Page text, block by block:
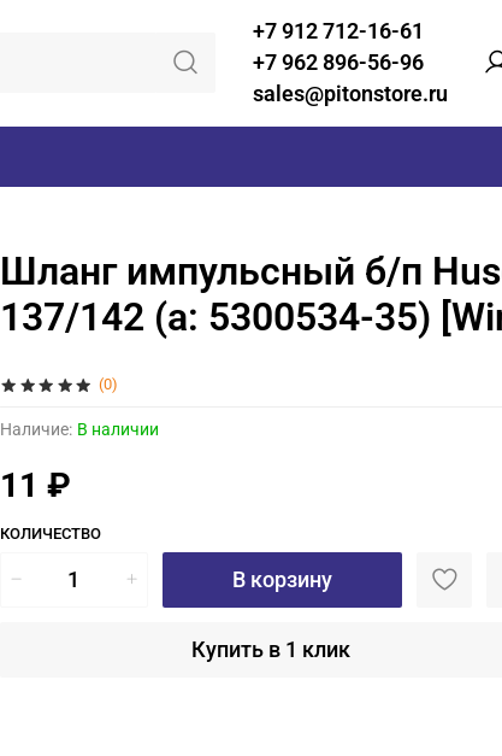
+7 912 712-16-61
+7 962 896-56-96
sales@pitonstore.ru
(0)
Наличие: В наличии
Шланг импульсный б/п
137/142 (а: 5300534-35)
11 ₽
КОЛИЧЕСТВО
В корзину
Купить в 1 клик